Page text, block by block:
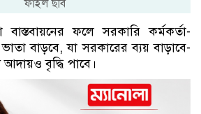
ফাইল ছবি
ফলে সরকারি কর্মকর্তা-
বাড়বে, যা সরকারের ব্যয় বাড়াবে-
বৃদ্ধি পাবে।